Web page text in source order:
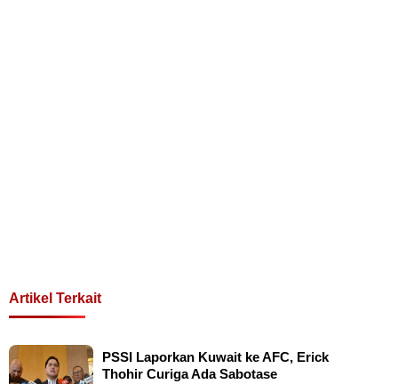
Artikel Terkait
PSSI Laporkan Kuwait ke AFC, Erick
Thohir Curiga Ada Sabotase